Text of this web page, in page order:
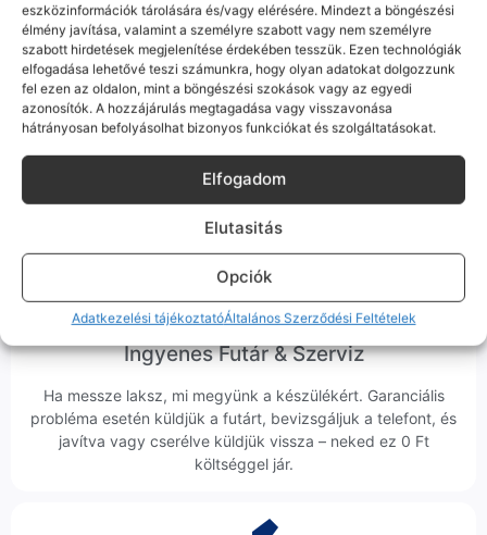
eszközinformációk tárolására és/vagy elérésére. Mindezt a böngészési
élmény javítása, valamint a személyre szabott vagy nem személyre
szabott hirdetések megjelenítése érdekében tesszük. Ezen technológiák
elfogadása lehetővé teszi számunkra, hogy olyan adatokat dolgozzunk
fel ezen az oldalon, mint a böngészési szokások vagy az egyedi
azonosítók. A hozzájárulás megtagadása vagy visszavonása
hátrányosan befolyásolhat bizonyos funkciókat és szolgáltatásokat.
Elfogadom
Elutasitás
Opciók
Adatkezelési tájékoztatóÁltalános Szerződési Feltételek
Korrekt Ügyintézés
Hibázni emberi dolog, de a felelősségvállalás nálunk alap.
hanem megoldást. Szakértő kollégáink azonnal kézbe
veszik az ügyedet.
Ingyenes Futár & Szerviz
Ha messze laksz, mi megyünk a készülékért. Garanciális
probléma esetén küldjük a futárt, bevizsgáljuk a telefont, és
javítva vagy cserélve küldjük vissza – neked ez 0 Ft
költséggel jár.